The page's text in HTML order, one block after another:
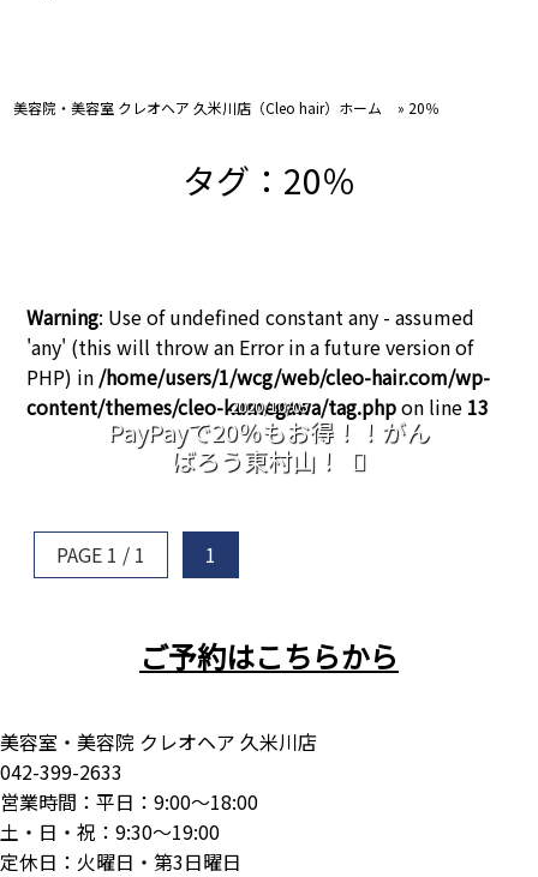
美容院・美容室 クレオヘア 久米川店（Cleo hair）ホーム » 20％
タグ：20％
Warning: Use of undefined constant any - assumed
'any' (this will throw an Error in a future version of
PHP) in /home/users/1/wcg/web/cleo-hair.com/wp-
content/themes/cleo-kumegawa/tag.phpon line 13
2020/10/05
PayPayで20％もお得！！がん
ばろう東村山！
PAGE 1 / 1 1
ご予約はこちらから
美容室・美容院 クレオヘア 久米川店
042-399-2633
営業時間：平日：9:00～18:00
土・日・祝：9:30～19:00
定休日：火曜日・第3日曜日